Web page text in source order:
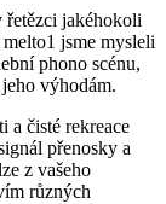
řetězci jakéhokoli
jsme mysleli
phono scénu,
výhodám.
a čisté rekreace
přenosky a
z vašeho
různých